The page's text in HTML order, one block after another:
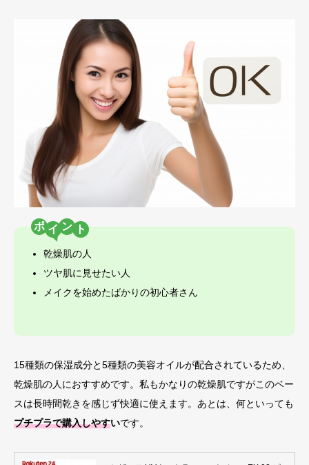
ポ ン
乾燥肌の人
ツヤ肌に見せたい人
メイクを始めたばかりの初心者さん
15種類の保湿成分と5種類の美容オイルが配合されているため、
乾燥肌の人におすすめです。私もかなりの乾燥肌ですがこのベー
スは長時間乾きを感じず快適に使えます。あとは、何といっても
プチプラで購入しやすいです。